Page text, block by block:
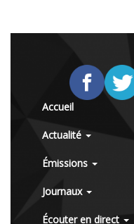
Accueil
Actualité
Émissions
Journaux
Écouter en direct